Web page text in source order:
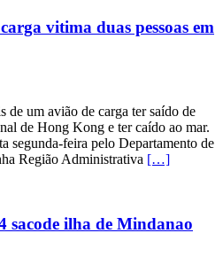
vitima duas pessoas em
de um avião de carga ter saído de
de Hong Kong e ter caído ao mar.
segunda-feira pelo Departamento de
Região Administrativa […]
sacode ilha de Mindanao